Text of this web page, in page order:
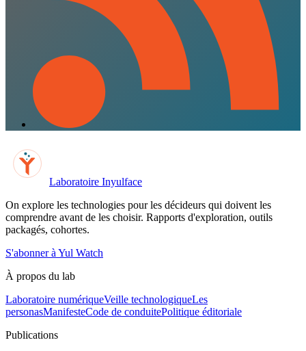
Laboratoire Inyulface
On explore les technologies pour les décideurs qui doivent les
comprendre avant de les choisir. Rapports d'exploration, outils
packagés, cohortes.
S'abonner à Yul Watch
À propos du lab
Laboratoire numériqueVeille technologiqueLes
personasManifesteCode de conduitePolitique éditoriale
Publications